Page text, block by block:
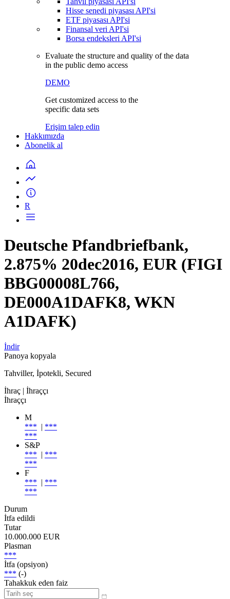
Hisse senedi piyasası API'si
ETF piyasası API'si
Finansal veri API'si
Borsa endeksleri API'si
Evaluate the structure and quality of the data
in the public demo access
DEMO
Get customized access to the
specific data sets
Erişim talep edin
Hakkımızda
Abonelik al
R
Deutsche Pfandbriefbank,
2.875% 20dec2016, EUR (FIGI
BBG00008L766,
DE000A1DAFK8, WKN
A1DAFK)
İndir
Panoya kopyala
Tahviller, İpotekli, Secured
İhraç | İhraççı
İhraççı
M
*** | ***
***
S&P
*** | ***
***
F
*** | ***
***
Durum
İtfa edildi
Tutar
10.000.000 EUR
Plasman
***
İtfa (opsiyon)
*** (-)
Tahakkuk eden faiz